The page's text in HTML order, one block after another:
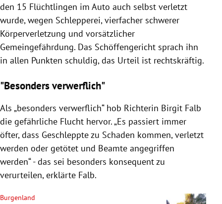
den 15 Flüchtlingen im Auto auch selbst verletzt
wurde, wegen Schlepperei, vierfacher schwerer
Körperverletzung und vorsätzlicher
Gemeingefährdung. Das Schöffengericht sprach ihn
in allen Punkten schuldig, das Urteil ist rechtskräftig.
"Besonders verwerflich"
Als „besonders verwerflich“ hob Richterin Birgit Falb
die gefährliche Flucht hervor. „Es passiert immer
öfter, dass Geschleppte zu Schaden kommen, verletzt
werden oder getötet und Beamte angegriffen
werden“ - das sei besonders konsequent zu
verurteilen, erklärte Falb.
Burgenland